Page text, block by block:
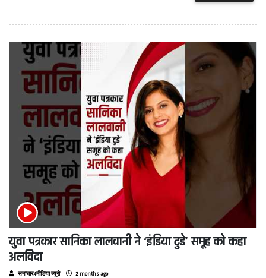
युवा पत्रकार सानिका लालवानी ने ‘इंडिया टुडे’ समूह को कहा
अलविदा
समाचार4मीडिया ब्यूरो 2 months ago